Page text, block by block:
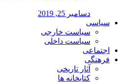
دسامبر 25, 2019
سیاسی
سیاست خارجی
سیاست داخلی
اجتماعی
فرهنگی
آثار تاریخی
کتابخانه ها